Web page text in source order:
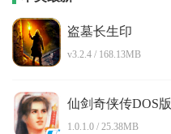
盗墓长生印
v3.2.4 / 168.13MB
仙剑奇侠传DOS版
1.0.1.0 / 25.38MB